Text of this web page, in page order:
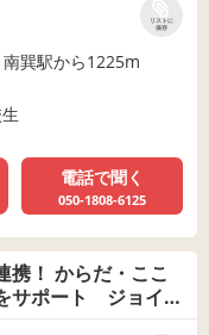
リストに
保存
巽駅から1225m
電話で聞く
050-1808-6125
携！ からだ・ここ
サポート ジョイラ